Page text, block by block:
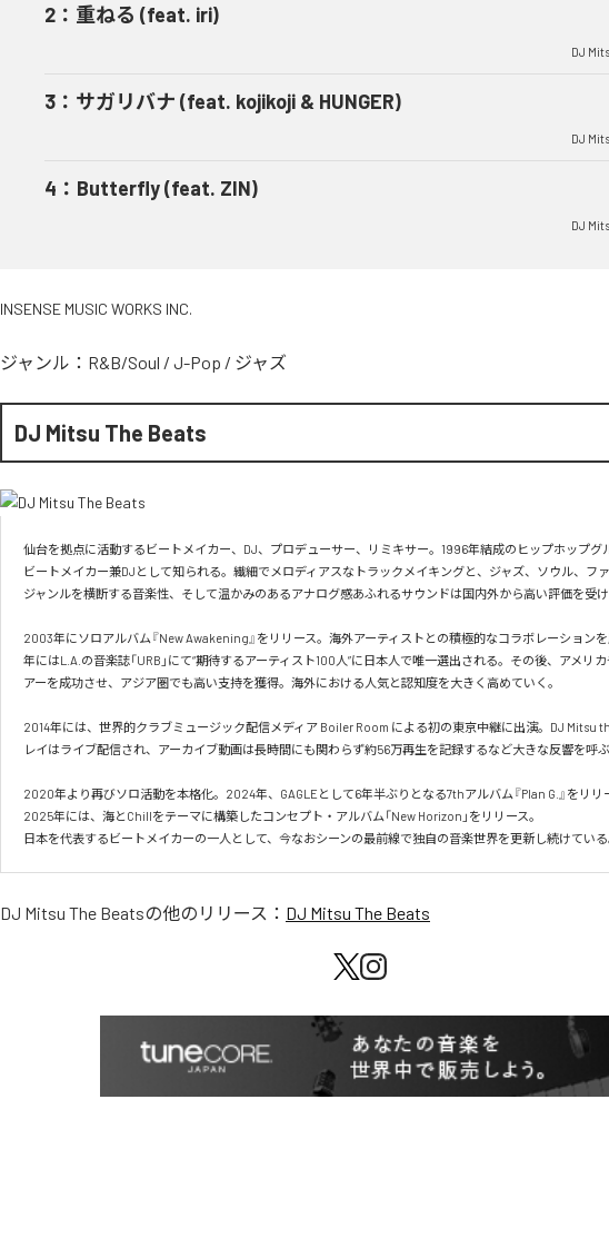
2 ： 重ねる (feat. iri)
DJ
3 ： サガリバナ (feat. kojikoji & HUNGER)
DJ
4 ： Butterfly (feat. ZIN)
DJ
INSENSE MUSIC WORKS INC.
ジャンル： R&B/Soul / J-Pop / ジャズ
DJ Mitsu The Beats
仙台を拠点に活動するビートメイカー、DJ、プロデューサー、リミキサー。1996年結成のヒップホップグ
ビートメイカー兼DJとして知られる。繊細でメロディアスなトラックメイキングと、ジャズ、ソウル、フ
ジャンルを横断する音楽性、そして温かみのあるアナログ感あふれるサウンドは国内外から高い評価を受け
2003年にソロアルバム『New Awakening』をリリース。海外アーティストとの積極的なコラボレーション
年にはL.A.の音楽誌「URB」にて“期待するアーティスト100人”に日本人で唯一選出される。その後、アメリ
アーを成功させ、アジア圏でも高い支持を獲得。海外における人気と認知度を大きく高めていく。
2014年には、世界的クラブミュージック配信メディア Boiler Room による初の東京中継に出演。DJ Mitsu
レイはライブ配信され、アーカイブ動画は長時間にも関わらず約56万再生を記録するなど大きな反響を呼ぶ
2020年より再びソロ活動を本格化。2024年、GAGLEとして6年半ぶりとなる7thアルバム『Plan G.』をリリ
2025年には、海とChillをテーマに構築したコンセプト・アルバム「New Horizon」をリリース。
日本を代表するビートメイカーの一人として、今なおシーンの最前線で独自の音楽世界を更新し続けている
DJ Mitsu The Beatsの他のリリース： DJ Mitsu The Beats